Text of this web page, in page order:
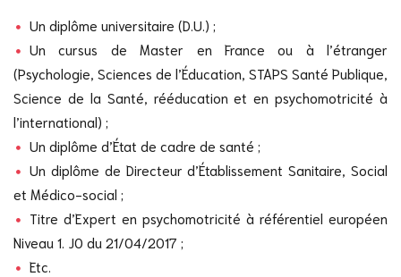
Un diplôme universitaire (D.U.) ;
Un cursus de Master en France ou à l’étranger
(Psychologie, Sciences de l’Éducation, STAPS Santé Publique,
Science de la Santé, rééducation et en psychomotricité à
l’international) ;
Un diplôme d’État de cadre de santé ;
Un diplôme de Directeur d’Établissement Sanitaire, Social
et Médico-social ;
Titre d’Expert en psychomotricité à référentiel européen
Niveau 1. JO du 21/04/2017 ;
Etc.